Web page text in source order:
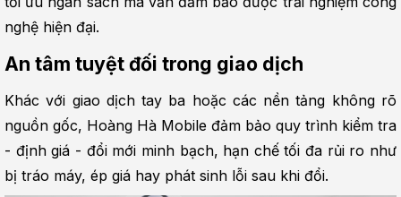
nghệ hiện đại.
An tâm tuyệt đối trong giao dịch
Khác với giao dịch tay ba hoặc các nền tảng không rõ
nguồn gốc, Hoàng Hà Mobile đảm bảo quy trình kiểm tra
- định giá - đổi mới minh bạch, hạn chế tối đa rủi ro như
bị tráo máy, ép giá hay phát sinh lỗi sau khi đổi.